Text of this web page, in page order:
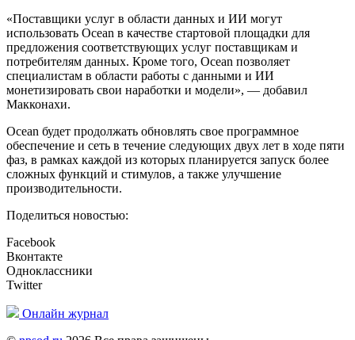
«Поставщики услуг в области данных и ИИ могут
использовать Ocean в качестве стартовой площадки для
предложения соответствующих услуг поставщикам и
потребителям данных. Кроме того, Ocean позволяет
специалистам в области работы с данными и ИИ
монетизировать свои наработки и модели», — добавил
Макконахи.
Ocean будет продолжать обновлять свое программное
обеспечение и сеть в течение следующих двух лет в ходе пяти
фаз, в рамках каждой из которых планируется запуск более
сложных функций и стимулов, а также улучшение
производительности.
Поделиться новостью:
Facebook
Вконтакте
Одноклассники
Twitter
Онлайн журнал